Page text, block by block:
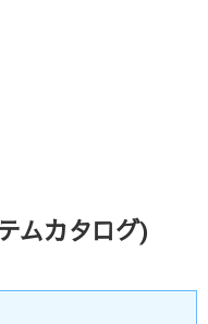
ムカタログ)